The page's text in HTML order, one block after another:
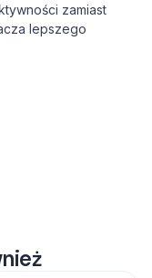
zamiast
lepszego